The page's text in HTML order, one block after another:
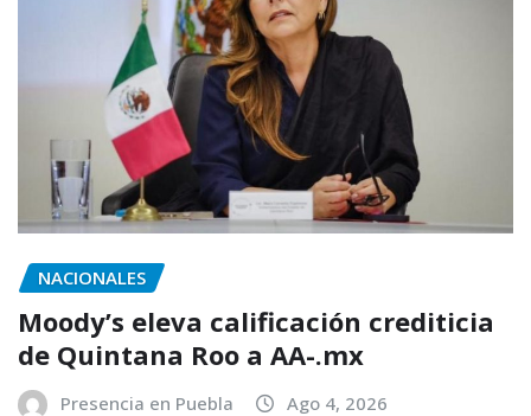
NACIONALES
Moody’s eleva calificación crediticia
de Quintana Roo a AA-.mx
Presencia en Puebla Ago 4, 2026